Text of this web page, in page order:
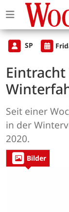
SP
Seit einer
in der
2020.
Bilder